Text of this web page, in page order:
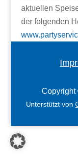
aktuellen
der folgenden
Copyright
Unterstützt von